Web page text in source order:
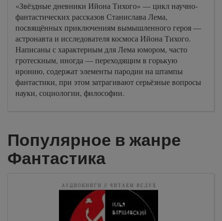
«Звёздные дневники Ийона Тихого» — цикл научно-
фантастических рассказов Станислава Лема,
посвящённых приключениям вымышленного героя —
астронавта и исследователя космоса Ийона Тихого.
Написаны с характерным для Лема юмором, часто
гротескным, иногда — переходящим в горькую
иронию, содержат элементы пародии на штампы
фантастики, при этом затрагивают серьёзные вопросы
науки, социологии, философии.
Популярное в жанре
Фантастика